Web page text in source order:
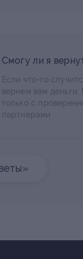
Смогу ли я
Если что-то
вернем вам
только с
партнерами